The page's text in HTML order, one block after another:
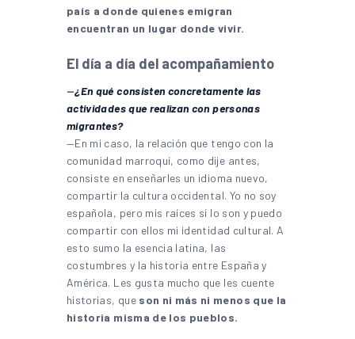
país a donde quienes emigran
encuentran un lugar donde vivir.
El día a día del acompañamiento
—¿En qué consisten concretamente las
actividades que realizan con personas
migrantes?
—En mi caso, la relación que tengo con la
comunidad marroquí, como dije antes,
consiste en enseñarles un idioma nuevo,
compartir la cultura occidental. Yo no soy
española, pero mis raíces sí lo son y puedo
compartir con ellos mi identidad cultural. A
esto sumo la esencia latina, las
costumbres y la historia entre España y
América. Les gusta mucho que les cuente
historias, que son ni más ni menos que la
historia misma de los pueblos.